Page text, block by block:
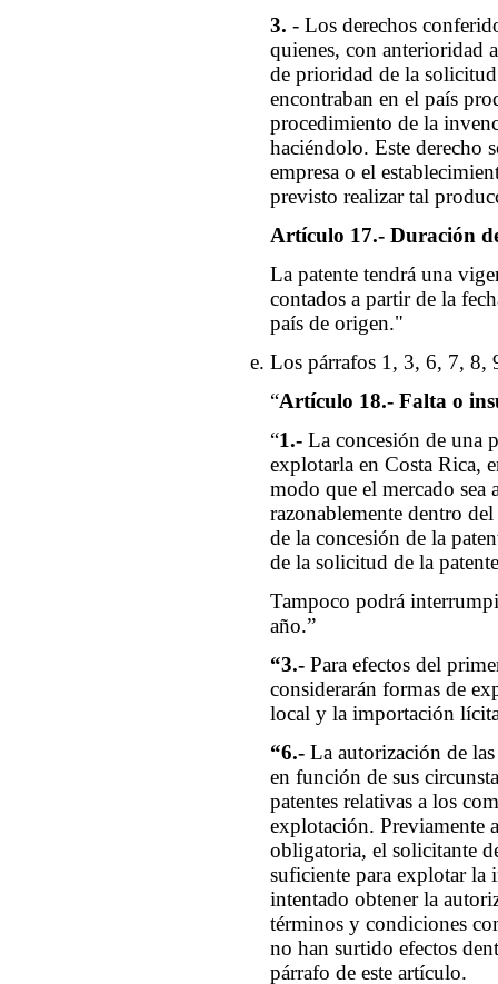
3. - Los derechos
quienes, con anterioridad
de prioridad de la
encontraban en el país
procedimiento de la
haciéndolo. Este derecho
empresa o el
previsto realizar tal
Artículo 17.- Duración
La patente tendrá una
contados a partir de la
país de origen."
Los párrafos 1, 3, 6, 7, 8,
“Artículo 18.- Falta o
“1.- La concesión de una
explotarla en Costa Rica,
modo que el mercado sea
razonablemente dentro
de la concesión de la
de la solicitud de la
Tampoco podrá
año.”
“3.- Para efectos del
considerarán formas de
local y la importación
“6.- La autorización de
en función de sus
patentes relativas a los
explotación. Previamente
obligatoria, el solicitante
suficiente para explotar la
intentado obtener la
términos y condiciones
no han surtido efectos
párrafo de este artículo.